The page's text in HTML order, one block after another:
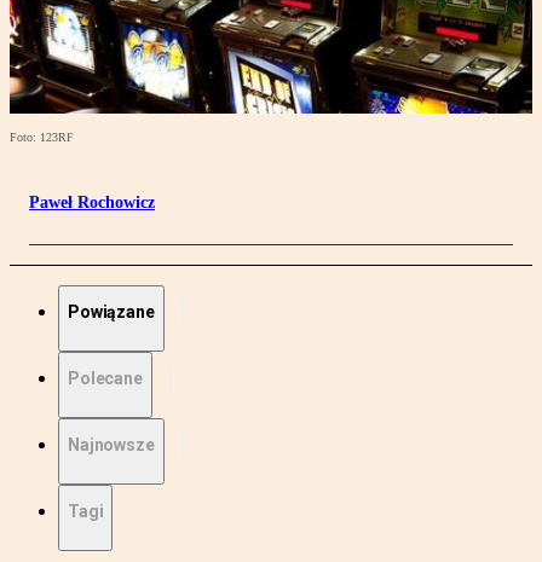
Foto: 123RF
Paweł Rochowicz
Powiązane
Polecane
Najnowsze
Tagi